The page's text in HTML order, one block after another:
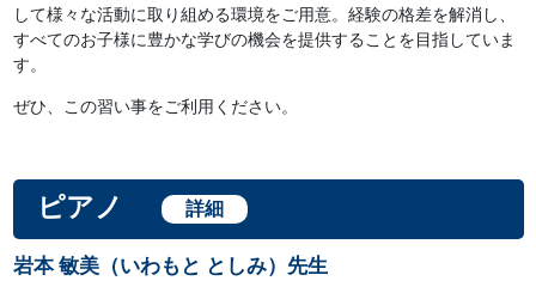
して様々な活動に取り組める環境をご用意。経験の格差を解消し、
すべてのお子様に豊かな学びの機会を提供することを目指していま
す。
ぜひ、この習い事をご利用ください。
ピアノ 詳細
岩本 敏美（いわもと としみ）先生